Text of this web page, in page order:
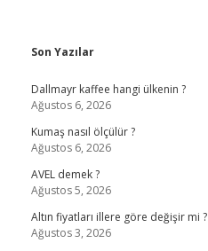
Sidebar
Son Yazılar
Dallmayr kaffee hangi ülkenin ?
Ağustos 6, 2026
Kumaş nasıl ölçülür ?
Ağustos 6, 2026
AVEL demek ?
Ağustos 5, 2026
Altın fiyatları illere göre değişir mi ?
Ağustos 3, 2026